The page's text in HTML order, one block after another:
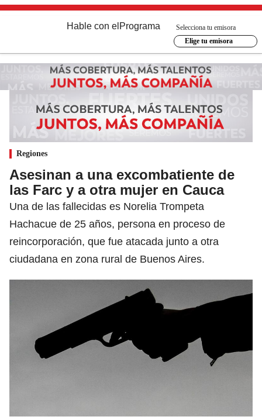
Hable con el Programa
Selecciona tu emisora
Elige tu emisora
Regiones
Asesinan a una excombatiente de
las Farc y a otra mujer en Cauca
Una de las fallecidas es Norelia Trompeta
Hachacue de 25 años, persona en proceso de
reincorporación, que fue atacada junto a otra
ciudadana en zona rural de Buenos Aires.